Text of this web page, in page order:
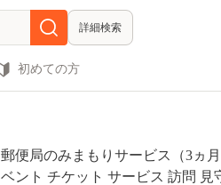
詳細検索
初めての方
郵便局のみまもりサービス（3ヵ
ベント チケット サービス 訪問 見